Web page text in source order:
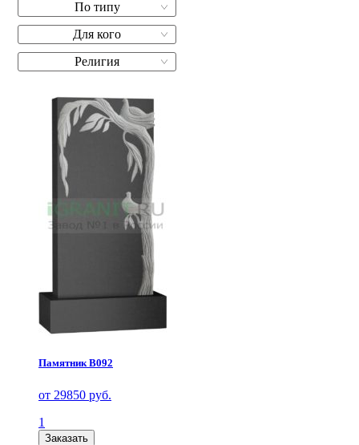
По типу
Для кого
Религия
Памятник В092
от 29850 руб.
1
Заказать